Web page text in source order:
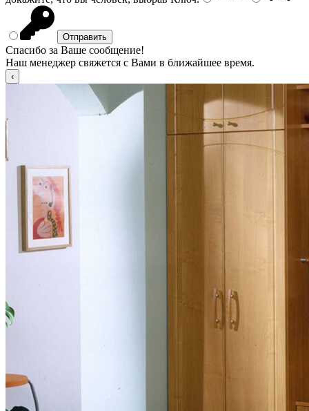
Спасибо за Ваше сообщение!
Наш менеджер свяжется с Вами в ближайшее время.